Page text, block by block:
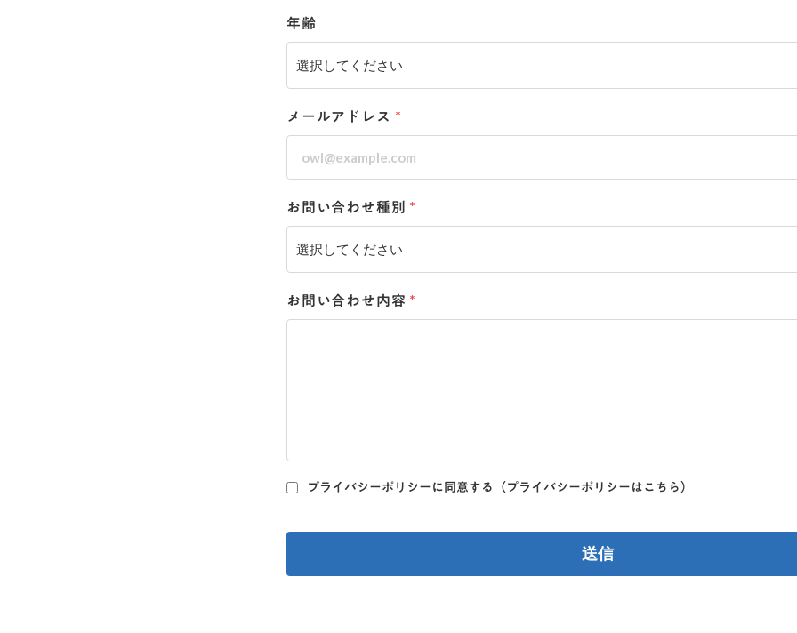
年齢
メールアドレス *
お問い合わせ種別 *
お問い合わせ内容 *
プライバシーポリシーに同意する （プライバシーポリシーはこちら）
送信